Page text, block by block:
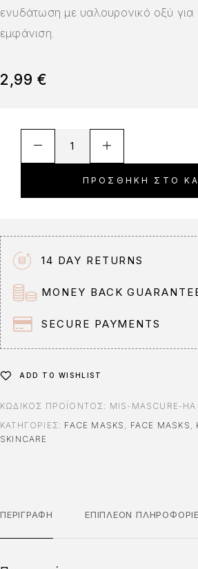
ενυδάτωση με υαλουρονικό οξύ
εμφάνιση.
2,99€
ΠΡΟΣΘΉΚΗ ΣΤΟ
a
t
i
v
e
:
14 DAY RETURNS
MONEY BACK
SECURE PAYMENTS
ADD TO WISHLIST
ΚΩΔΙΚΌΣ ΠΡΟΪΌΝΤΟΣ: MIS-MASCURE-HA
ΚΑΤΗΓΟΡΊΕΣ: FACE MASKS , FACE MASKS ,
SKINCARE
ΠΕΡΙΓΡΑΦΉ ΕΠΙΠΛΈΟΝ